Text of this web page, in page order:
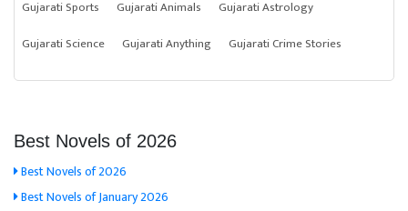
Gujarati Sports
Gujarati Animals
Gujarati Astrology
Gujarati Science
Gujarati Anything Gujarati Crime Stories
Best Novels of 2026
Best Novels of 2026
Best Novels of January 2026